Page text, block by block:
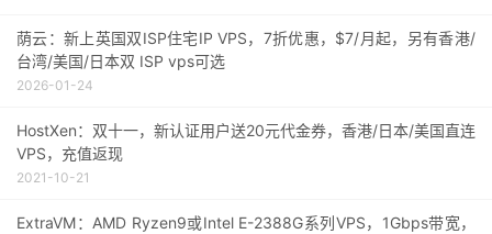
荫云：新上英国双ISP住宅IP VPS，7折优惠，$7/月起，另有香港/
台湾/美国/日本双 ISP vps可选
2026-01-24
HostXen：双十一，新认证用户送20元代金券，香港/日本/美国直连
VPS，充值返现
2021-10-21
ExtraVM：AMD Ryzen9或Intel E-2388G系列VPS，1Gbps带宽，